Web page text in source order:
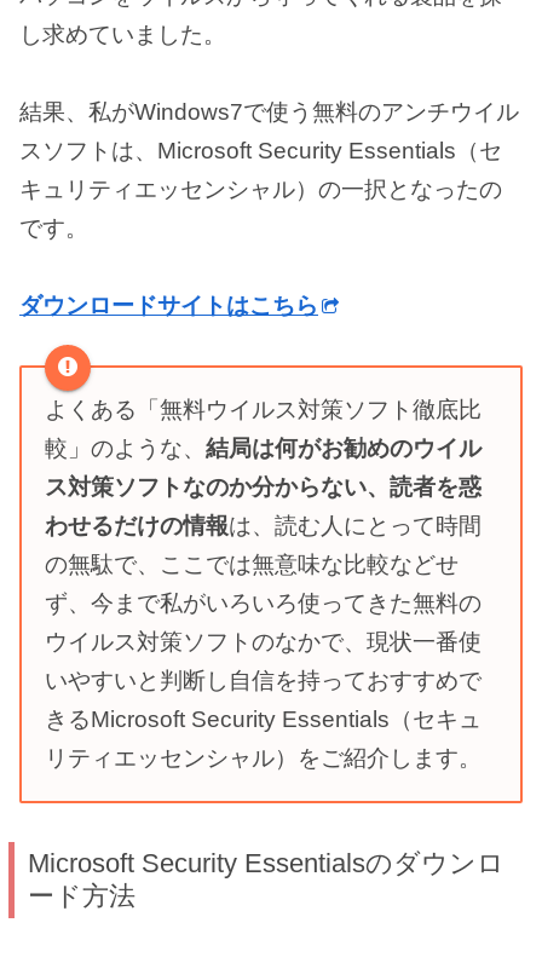
し求めていました。
結果、私がWindows7で使う無料のアンチウイル
スソフトは、Microsoft Security Essentials（セ
キュリティエッセンシャル）の一択となったの
です。
ダウンロードサイトはこちら
よくある「無料ウイルス対策ソフト徹底比
較」のような、 結局は何がお勧めのウイル
ス対策ソフトなのか分からない、読者を惑
わせるだけの情報は、読む人にとって時間
の無駄で、ここでは無意味な比較などせ
ず、今まで私がいろいろ使ってきた無料の
ウイルス対策ソフトのなかで、現状一番使
いやすいと判断し自信を持っておすすめで
きるMicrosoft Security Essentials（セキュ
リティエッセンシャル）をご紹介します。
Microsoft Security Essentialsのダウンロ
ード方法